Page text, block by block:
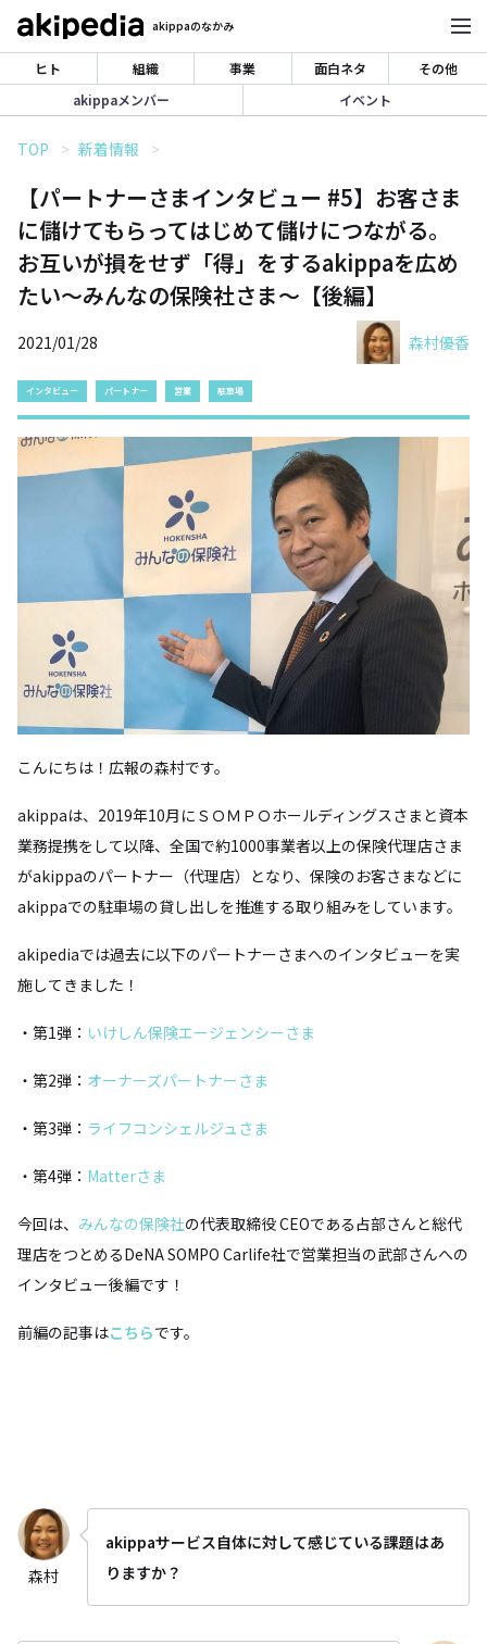
akippaのなかみ
ヒト 組織 事業 面白ネタ
その他
akippaメンバー
イベント
TOP 新着情報
【パートナーさまインタビュー #5】お客さま
に儲けてもらってはじめて儲けにつながる。
お互いが損をせず「得」をするakippaを広め
たい〜みんなの保険社さま〜【後編】
2021/01/28 森村優香
インタビュー パートナー 営業 駐車場
こんにちは！広報の森村です。
akippaは、2019年10月にＳＯＭＰＯホールディングスさまと資本
業務提携をして以降、全国で約1000事業者以上の保険代理店さま
がakippaのパートナー（代理店）となり、保険のお客さまなどに
akippaでの駐車場の貸し出しを推進する取り組みをしています。
akipediaでは過去に以下のパートナーさまへのインタビューを実
施してきました！
・第1弾： いけしん保険エージェンシーさま
・第2弾： オーナーズパートナーさま
・第3弾： ライフコンシェルジュさま
・第4弾： Matterさま
今回は、 みんなの保険社の代表取締役 CEOである占部さんと総代
理店をつとめるDeNA SOMPO Carlife社で営業担当の武部さんへの
インタビュー後編です！
前編の記事はこちらです。
森村
akippaサービス自体に対して感じている課題はあ
りますか？